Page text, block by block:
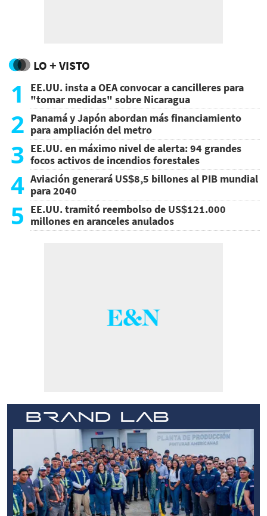
LO + VISTO
1
EE.UU. insta a OEA convocar a cancilleres para
"tomar medidas" sobre Nicaragua
2 Panamá y Japón abordan más financiamiento
para ampliación del metro
3 EE.UU. en máximo nivel de alerta: 94 grandes
focos activos de incendios forestales
4 Aviación generará US$8,5 billones al PIB mundial
para 2040
5 EE.UU. tramitó reembolso de US$121.000
millones en aranceles anulados